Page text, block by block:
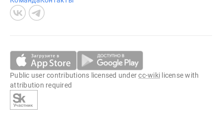
Public user contributions licensed undercc-wiki license with
attribution required